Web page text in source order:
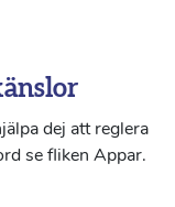
dej att reglera
se fliken Appar.